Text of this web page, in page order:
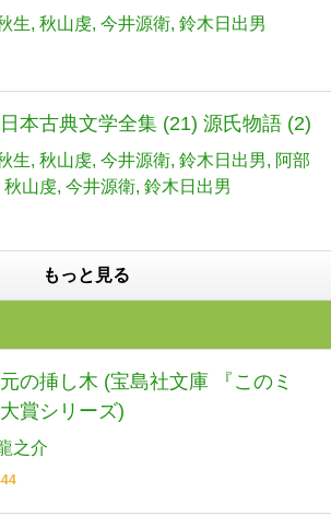
生 秋山虔 今井源衛 鈴木日出男
本古典文学全集 (21) 源氏物語 (2)
生 秋山虔 今井源衛 鈴木日出男
阿部
秋山虔 今井源衛 鈴木日出男
もっと見る
の挿し木 (宝島社文庫 『このミ
賞シリーズ)
之介